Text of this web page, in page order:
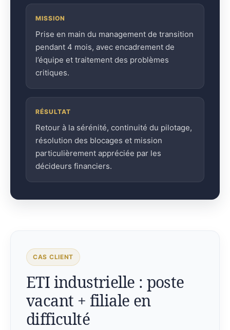
MISSION
Prise en main du management de transition
pendant 4 mois, avec encadrement de
l’équipe et traitement des problèmes
critiques.
RÉSULTAT
Retour à la sérénité, continuité du pilotage,
résolution des blocages et mission
particulièrement appréciée par les
décideurs financiers.
CAS CLIENT
ETI industrielle : poste
vacant + filiale en
difficulté